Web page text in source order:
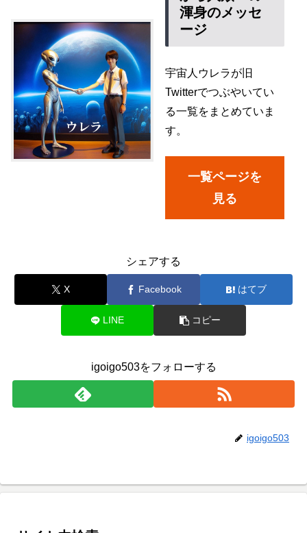
渾身のメッセ
ージ
宇宙人ウレラが旧
Twitterでつぶやいてい
る一覧をまとめていま
す。
一覧ページを
見る
シェアする
X Facebook はてブ
LINE コピー
igoigo503をフォローする
igoigo503